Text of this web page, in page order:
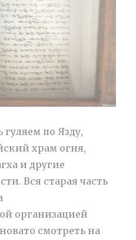
по Язду,
храм огня,
и другие
Вся старая часть
организацией
смотреть на